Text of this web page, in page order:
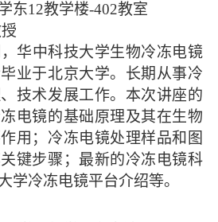
东12教学楼-402教室
华中科技大学生物冷冻电镜
业于北京大学。长期从事冷
技术发展工作。本次讲座的
电镜的基础原理及其在生物
用；冷冻电镜处理样品和图
键步骤；最新的冷冻电镜科
学冷冻电镜平台介绍等。